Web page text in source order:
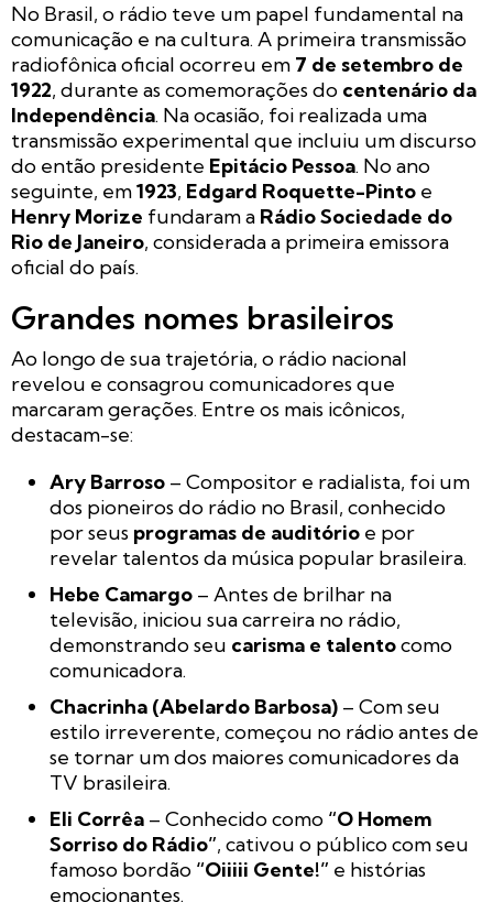
No Brasil, o rádio teve um papel fundamental na
comunicação e na cultura. A primeira transmissão
radiofônica oficial ocorreu em 7 de setembro de
1922, durante as comemorações do centenário da
Independência. Na ocasião, foi realizada uma
transmissão experimental que incluiu um discurso
do então presidente Epitácio Pessoa. No ano
seguinte, em1923, Edgard Roquette-Pinto e
Henry Morize fundaram a Rádio Sociedade do
Rio de Janeiro, considerada a primeira emissora
oficial do país.
Grandes nomes brasileiros
Ao longo de sua trajetória, o rádio nacional
revelou e consagrou comunicadores que
marcaram gerações. Entre os mais icônicos,
destacam-se:
Ary Barroso – Compositor e radialista, foi um
dos pioneiros do rádio no Brasil, conhecido
por seus programas de auditório e por
revelar talentos da música popular brasileira.
Hebe Camargo – Antes de brilhar na
televisão, iniciou sua carreira no rádio,
demonstrando seu carisma e talentocomo
comunicadora.
Chacrinha (Abelardo Barbosa) – Com seu
estilo irreverente, começou no rádio antes de
se tornar um dos maiores comunicadores da
TV brasileira.
Eli Corrêa – Conhecido como “O Homem
Sorriso do Rádio”, cativou o público com seu
famoso bordão “Oiiiii Gente!” e histórias
emocionantes.